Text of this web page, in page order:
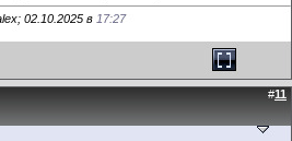
02.10.2025 в 17:27
#11